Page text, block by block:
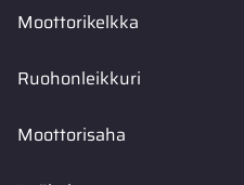
Moottorikelkka
Ruohonleikkuri
Moottorisaha